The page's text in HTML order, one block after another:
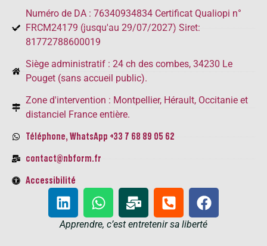
Numéro de DA : 76340934834 Certificat Qualiopi n°
FRCM24179 (jusqu'au 29/07/2027) Siret:
81772788600019
Siège administratif : 24 ch des combes, 34230 Le
Pouget (sans accueil public).
Zone d'intervention : Montpellier, Hérault, Occitanie et
distanciel France entière.
Téléphone, WhatsApp +33 7 68 89 05 62
contact@nbform.fr
Accessibilité
Apprendre, c’est entretenir sa liberté​